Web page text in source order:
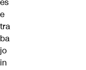
e
tra
ba
jo
in